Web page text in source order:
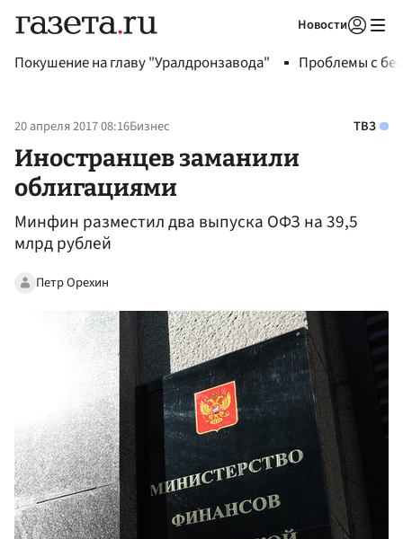
Новости
Покушение на главу "Уралдронзавода" Проблемы с
20 апреля 2017 08:16Бизнес ТВЗ
Иностранцев заманили
облигациями
Минфин разместил два выпуска ОФЗ на 39,5
млрд рублей
Петр Орехин